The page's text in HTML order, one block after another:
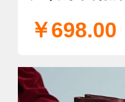
￥698.00